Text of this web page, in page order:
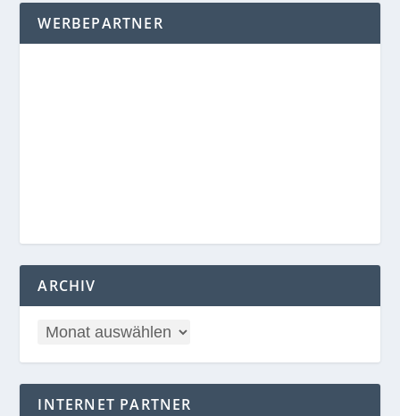
WERBEPARTNER
ARCHIV
INTERNET PARTNER